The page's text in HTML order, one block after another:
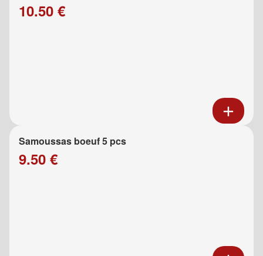
10.50 €
Samoussas boeuf 5 pcs
9.50 €